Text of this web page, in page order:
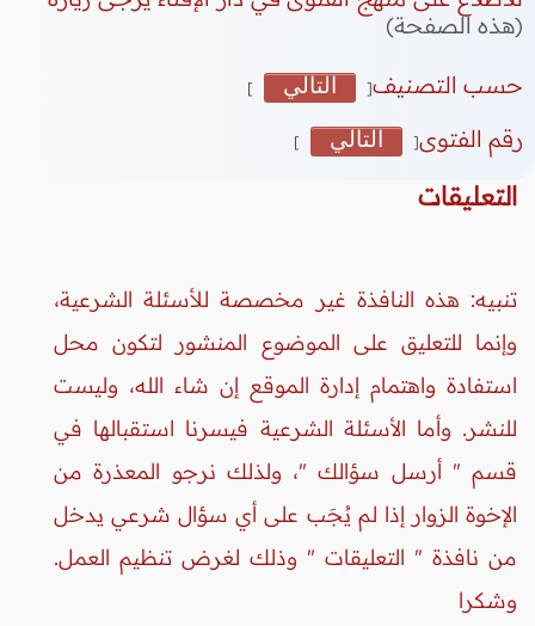
(هذه الصفحة)
حسب التصنيف[ التالي ]
رقم الفتوى[ التالي ]
التعليقات
تنبيه: هذه النافذة غير مخصصة للأسئلة الشرعية،
وإنما للتعليق على الموضوع المنشور لتكون محل
استفادة واهتمام إدارة الموقع إن شاء الله، وليست
للنشر. وأما الأسئلة الشرعية فيسرنا استقبالها في
قسم " أرسل سؤالك "، ولذلك نرجو المعذرة من
الإخوة الزوار إذا لم يُجَب على أي سؤال شرعي يدخل
من نافذة " التعليقات " وذلك لغرض تنظيم العمل.
وشكرا